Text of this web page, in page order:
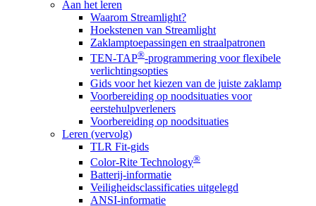
Aan het leren
Waarom Streamlight?
Hoekstenen van Streamlight
Zaklamptoepassingen en straalpatronen
TEN-TAP®-programmering voor flexibele
verlichtingsopties
Gids voor het kiezen van de juiste zaklamp
Voorbereiding op noodsituaties voor
eerstehulpverleners
Voorbereiding op noodsituaties
Leren (vervolg)
TLR Fit-gids
Color-Rite Technology®
Batterij-informatie
Veiligheidsclassificaties uitgelegd
ANSI-informatie